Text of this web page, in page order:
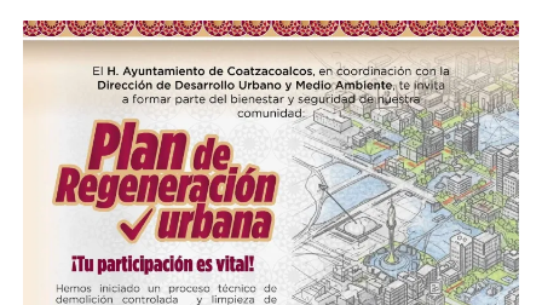
Me gusta esto:
Loading…
COMPARTE ESTA INFORMACIÓN